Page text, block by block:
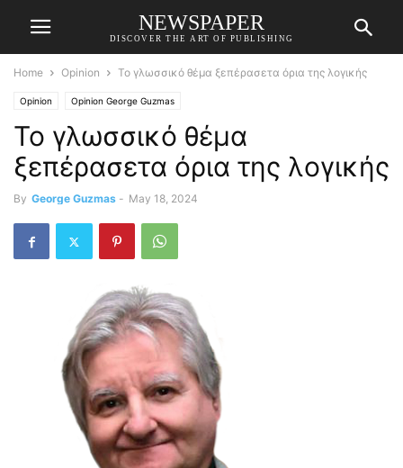
NEWSPAPER
DISCOVER THE ART OF PUBLISHING
Home Opinion Το γλωσσικό θέμα ξεπέρασετα όρια της λογικής
Opinion Opinion George Guzmas
Το γλωσσικό θέμα
ξεπέρασετα όρια της λογικής
By George Guzmas - May 18, 2024